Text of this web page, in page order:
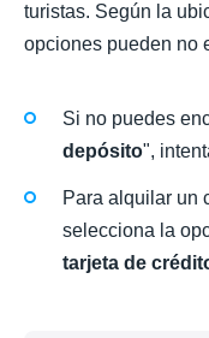
turistas. Según la
opciones pueden no
Si no puedes
depósito",
Para alquilar un
selecciona la
tarjeta de